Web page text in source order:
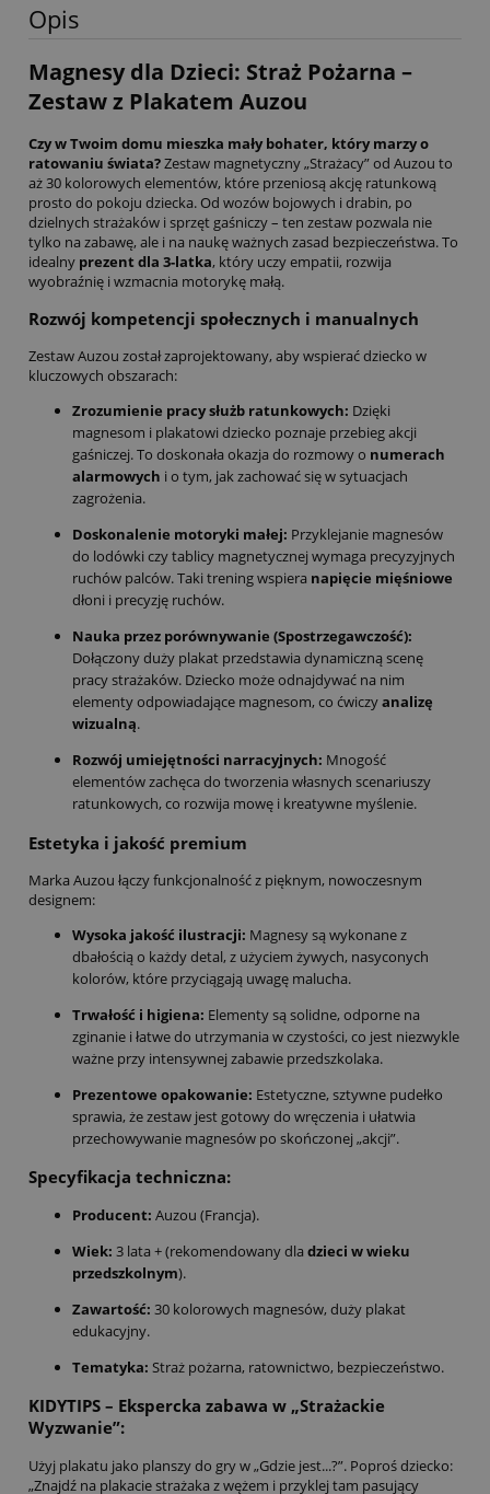
Opis
Magnesy dla Dzieci: Straż Pożarna –
Zestaw z Plakatem Auzou
Czy w Twoim domu mieszka mały bohater, który marzy o
ratowaniu świata?Zestaw magnetyczny „Strażacy” od Auzou to
aż 30 kolorowych elementów, które przeniosą akcję ratunkową
prosto do pokoju dziecka. Od wozów bojowych i drabin, po
dzielnych strażaków i sprzęt gaśniczy – ten zestaw pozwala nie
tylko na zabawę, ale i na naukę ważnych zasad bezpieczeństwa. To
idealny prezent dla 3-latka, który uczy empatii, rozwija
wyobraźnię i wzmacnia motorykę małą.
Rozwój kompetencji społecznych i manualnych
Zestaw Auzou został zaprojektowany, aby wspierać dziecko w
kluczowych obszarach:
Zrozumienie pracy służb ratunkowych: Dzięki
magnesom i plakatowi dziecko poznaje przebieg akcji
gaśniczej. To doskonała okazja do rozmowy o numerach
alarmowych i o tym, jak zachować się w sytuacjach
zagrożenia.
Doskonalenie motoryki małej: Przyklejanie magnesów
do lodówki czy tablicy magnetycznej wymaga precyzyjnych
ruchów palców. Taki trening wspiera napięcie mięśniowe
dłoni i precyzję ruchów.
Nauka przez porównywanie (Spostrzegawczość):
Dołączony duży plakat przedstawia dynamiczną scenę
pracy strażaków. Dziecko może odnajdywać na nim
elementy odpowiadające magnesom, co ćwiczyanalizę
wizualną.
Rozwój umiejętności narracyjnych: Mnogość
elementów zachęca do tworzenia własnych scenariuszy
ratunkowych, co rozwija mowę i kreatywne myślenie.
Estetyka i jakość premium
Marka Auzou łączy funkcjonalność z pięknym, nowoczesnym
designem:
Wysoka jakość ilustracji: Magnesy są wykonane z
dbałością o każdy detal, z użyciem żywych, nasyconych
kolorów, które przyciągają uwagę malucha.
Trwałość i higiena: Elementy są solidne, odporne na
zginanie i łatwe do utrzymania w czystości, co jest niezwykle
ważne przy intensywnej zabawie przedszkolaka.
Prezentowe opakowanie: Estetyczne, sztywne pudełko
sprawia, że zestaw jest gotowy do wręczenia i ułatwia
przechowywanie magnesów po skończonej „akcji”.
Specyfikacja techniczna:
Producent: Auzou (Francja).
Wiek: 3 lata + (rekomendowany dla dzieci w wieku
przedszkolnym).
Zawartość: 30 kolorowych magnesów, duży plakat
edukacyjny.
Tematyka: Straż pożarna, ratownictwo, bezpieczeństwo.
KIDYTIPS – Ekspercka zabawa w „Strażackie
Wyzwanie”:
Użyj plakatu jako planszy do gry w „Gdzie jest...?”. Poproś dziecko:
„Znajdź na plakacie strażaka z wężem i przyklej tam pasujący